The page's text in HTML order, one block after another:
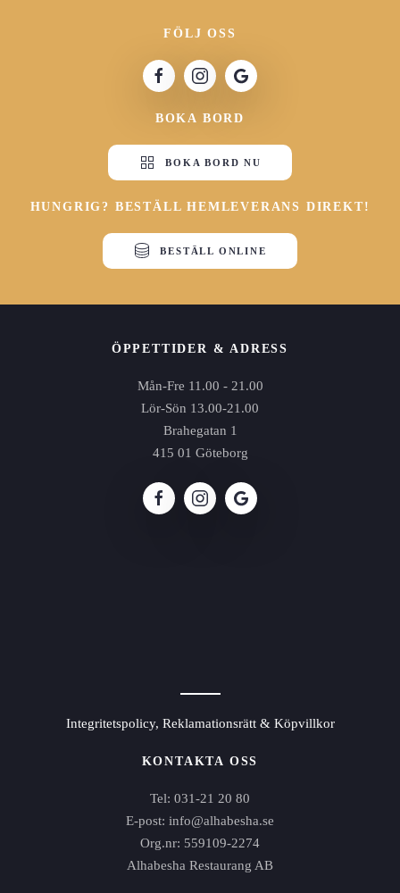
FÖLJ OSS
BOKA BORD
BOKA BORD NU
HUNGRIG? BESTÄLL HEMLEVERANS DIREKT!
BESTÄLL ONLINE
ÖPPETTIDER & ADRESS
Mån-Fre 11.00 - 21.00
Lör-Sön 13.00-21.00
Brahegatan 1
415 01 Göteborg
Integritetspolicy, Reklamationsrätt & Köpvillkor
KONTAKTA OSS
Tel: 031-21 20 80
E-post: info@alhabesha.se
Org.nr: 559109-2274
Alhabesha Restaurang AB